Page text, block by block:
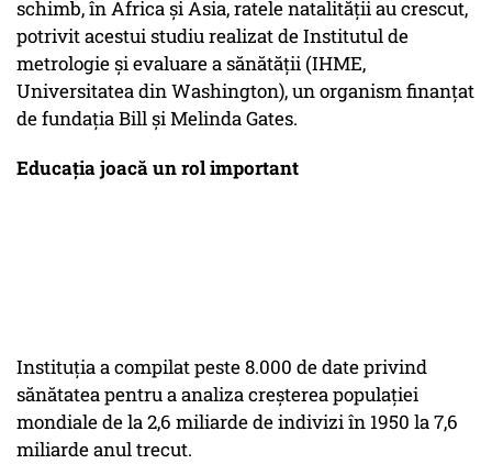
schimb, în Africa şi Asia, ratele natalităţii au crescut,
potrivit acestui studiu realizat de Institutul de
metrologie şi evaluare a sănătăţii (IHME,
Universitatea din Washington), un organism finanţat
de fundaţia Bill şi Melinda Gates.
Educaţia joacă un rol important
Instituţia a compilat peste 8.000 de date privind
sănătatea pentru a analiza creşterea populaţiei
mondiale de la 2,6 miliarde de indivizi în 1950 la 7,6
miliarde anul trecut.